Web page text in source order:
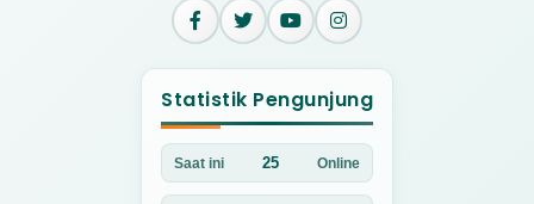
Statistik Pengunjung
Saat ini 25 Online